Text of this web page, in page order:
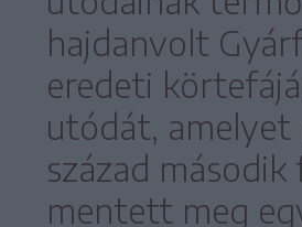
hajdanvolt
eredeti
utódát, amelyet
század második
mentett meg